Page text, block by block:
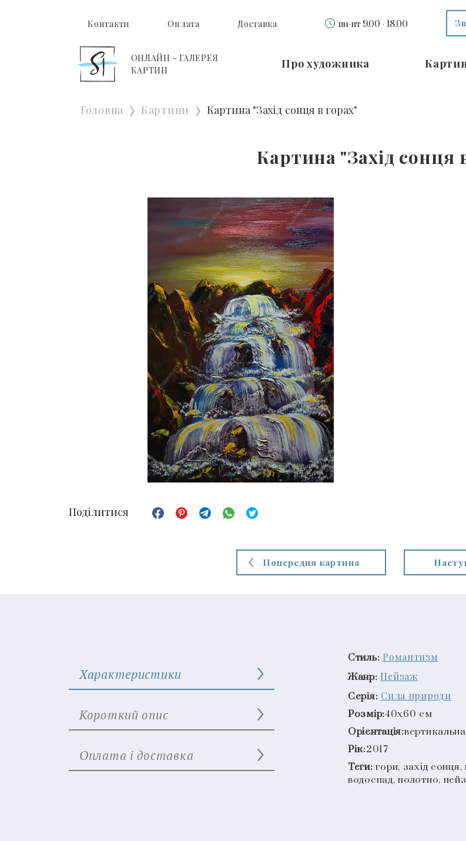
Контакти Оплата Доставка пн-пт 9.00 - 18.00
ОНЛАЙН - ГАЛЕРЕЯ
КАРТИН
Про художника
Головна Картини Картина "Захід сонця в горах"
Картина "Захід сонця
Поділитися
Попередня картина
Характеристики
Короткий опис
Оплата і доставка
Стиль: Романтизм
Жанр: Пейзаж
Серія: Сила природи
Розмір:40x60 см
Орієнтація:вертикальна
Рік:2017
Теги: гори, захід сонця,
водоспад, полотно,